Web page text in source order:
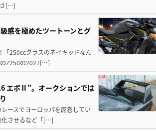
さ[…]
感を極めたツートーンとグ
「250ccクラスのネイキッドなん
のZ250の2027[…]
エボⅡ”。オークションでは
ースでヨーロッパを席巻してい
化させるなど「[…]